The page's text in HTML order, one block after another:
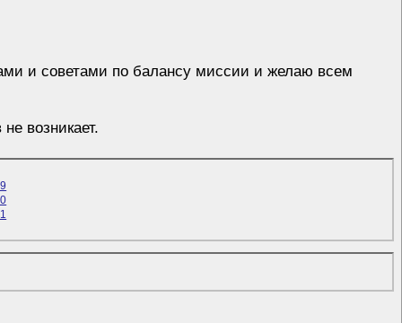
и советами по балансу миссии и желаю всем
возникает.